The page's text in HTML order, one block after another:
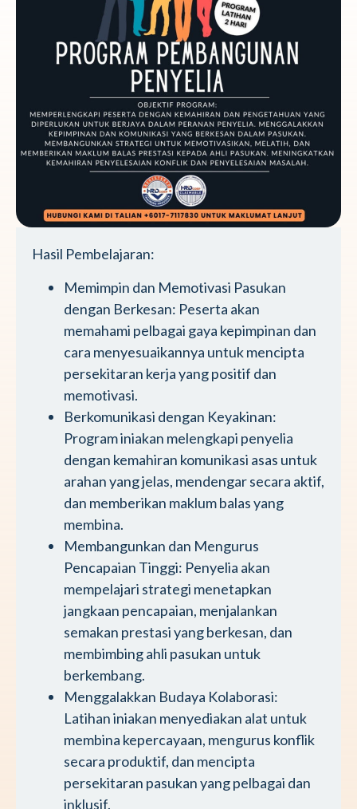
Hasil Pembelajaran:
Memimpin dan Memotivasi Pasukan
dengan Berkesan: Peserta akan
memahami pelbagai gaya kepimpinan dan
cara menyesuaikannya untuk mencipta
persekitaran kerja yang positif dan
memotivasi.
Berkomunikasi dengan Keyakinan:
Program iniakan melengkapi penyelia
dengan kemahiran komunikasi asas untuk
arahan yang jelas, mendengar secara aktif,
dan memberikan maklum balas yang
membina.
Membangunkan dan Mengurus
Pencapaian Tinggi: Penyelia akan
mempelajari strategi menetapkan
jangkaan pencapaian, menjalankan
semakan prestasi yang berkesan, dan
membimbing ahli pasukan untuk
berkembang.
Menggalakkan Budaya Kolaborasi:
Latihan iniakan menyediakan alat untuk
membina kepercayaan, mengurus konflik
secara produktif, dan mencipta
persekitaran pasukan yang pelbagai dan
inklusif.